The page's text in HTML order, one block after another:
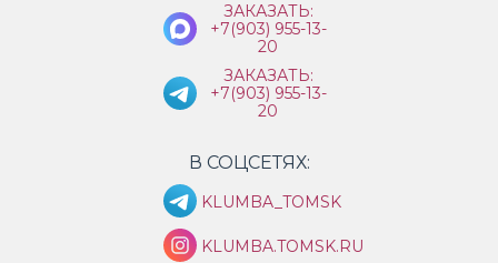
ЗАКАЗАТЬ:
+7(903) 955-13-
20
ЗАКАЗАТЬ:
+7(903) 955-13-
20
В СОЦСЕТЯХ:
KLUMBA_TOMSK
KLUMBA.TOMSK.RU